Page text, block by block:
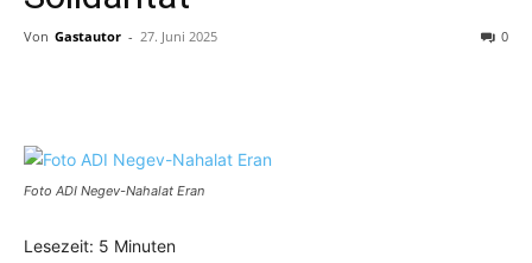
Von Gastautor - 27. Juni 2025 0
Foto ADI Negev-Nahalat Eran
Lesezeit: 5 Minuten